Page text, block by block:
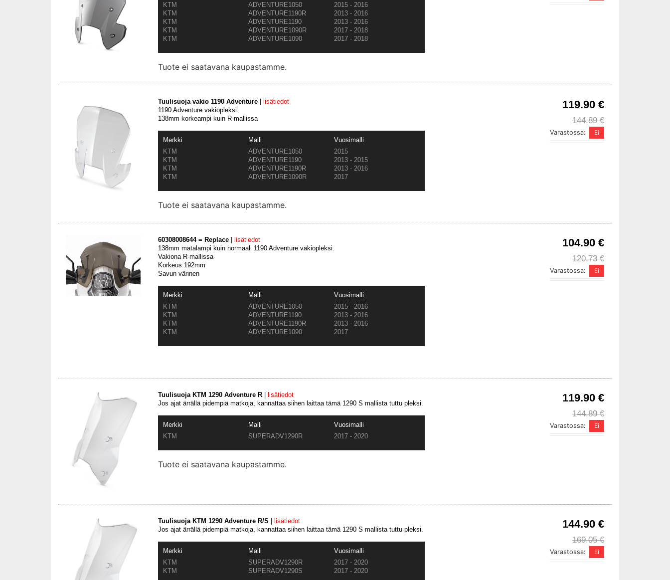
KTM
ADVENTURE1050
2015 - 2016
KTM
ADVENTURE1190R
2013 - 2016
KTM
ADVENTURE1190
2013 - 2016
KTM
ADVENTURE1090R
2017 - 2018
KTM
ADVENTURE1090 2017 - 2018
Tuote ei saatavana kaupastamme.
119.90 €
144.89 €
Varastossa:
Tuulisuoja vakio 1190 Adventure
lisätiedot
1190 Adventure vakiopleksi.
138mm korkeampi kuin R-mallissa
Merkki Malli
Vuosimalli
KTM
ADVENTURE1050
2015
KTM
ADVENTURE1190
2013 - 2015
KTM
ADVENTURE1190R
2013 - 2016
KTM
ADVENTURE1090R 2017
Tuote ei saatavana kaupastamme.
104.90 €
120.73 €
Varastossa:
60308008644 = Replace
lisätiedot
138mm matalampi kuin normaali 1190 Adventure vakiopleksi.
Vakiona R-mallissa
Korkeus 192mm
Savun värinen
Merkki Malli
Vuosimalli
KTM
ADVENTURE1050
2015 - 2016
KTM
ADVENTURE1190
2013 - 2016
KTM
ADVENTURE1190R
2013 - 2016
KTM
ADVENTURE1090 2017
119.90 €
144.89 €
Varastossa:
Tuulisuoja KTM 1290 Adventure R
lisätiedot
Jos ajat ärrällä pidempiä matkoja, kannattaa siihen laittaa tämä 1290 S mallista tuttu pleksi.
Merkki Malli
Vuosimalli
KTM
SUPERADV1290R 2017 - 2020
Tuote ei saatavana kaupastamme.
144.90 €
169.05 €
Varastossa:
Tuulisuoja KTM 1290 Adventure R/S
lisätiedot
Jos ajat ärrällä pidempiä matkoja, kannattaa siihen laittaa tämä 1290 S mallista tuttu pleksi.
Merkki Malli
Vuosimalli
KTM
SUPERADV1290R
2017 - 2020
KTM
SUPERADV1290S 2017 - 2020